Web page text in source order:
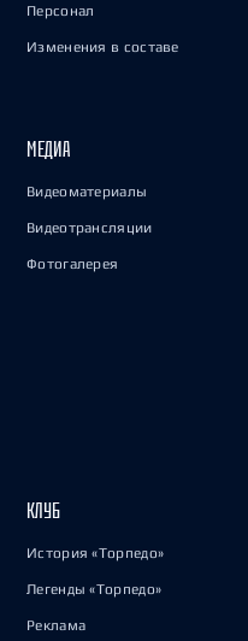
Персонал
Изменения в составе
МЕДИА
Видеоматериалы
Видеотрансляции
Фотогалерея
КЛУБ
История «Торпедо»
Легенды «Торпедо»
Реклама